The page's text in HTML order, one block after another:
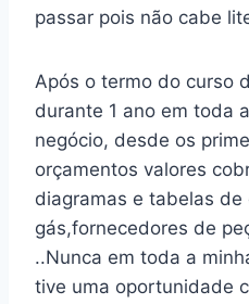
passar pois não cabe
Após o termo do curso
durante 1 ano em toda
negócio, desde os
orçamentos valores
diagramas e tabelas de
gás,fornecedores de
..Nunca em toda a
tive uma oportunidade